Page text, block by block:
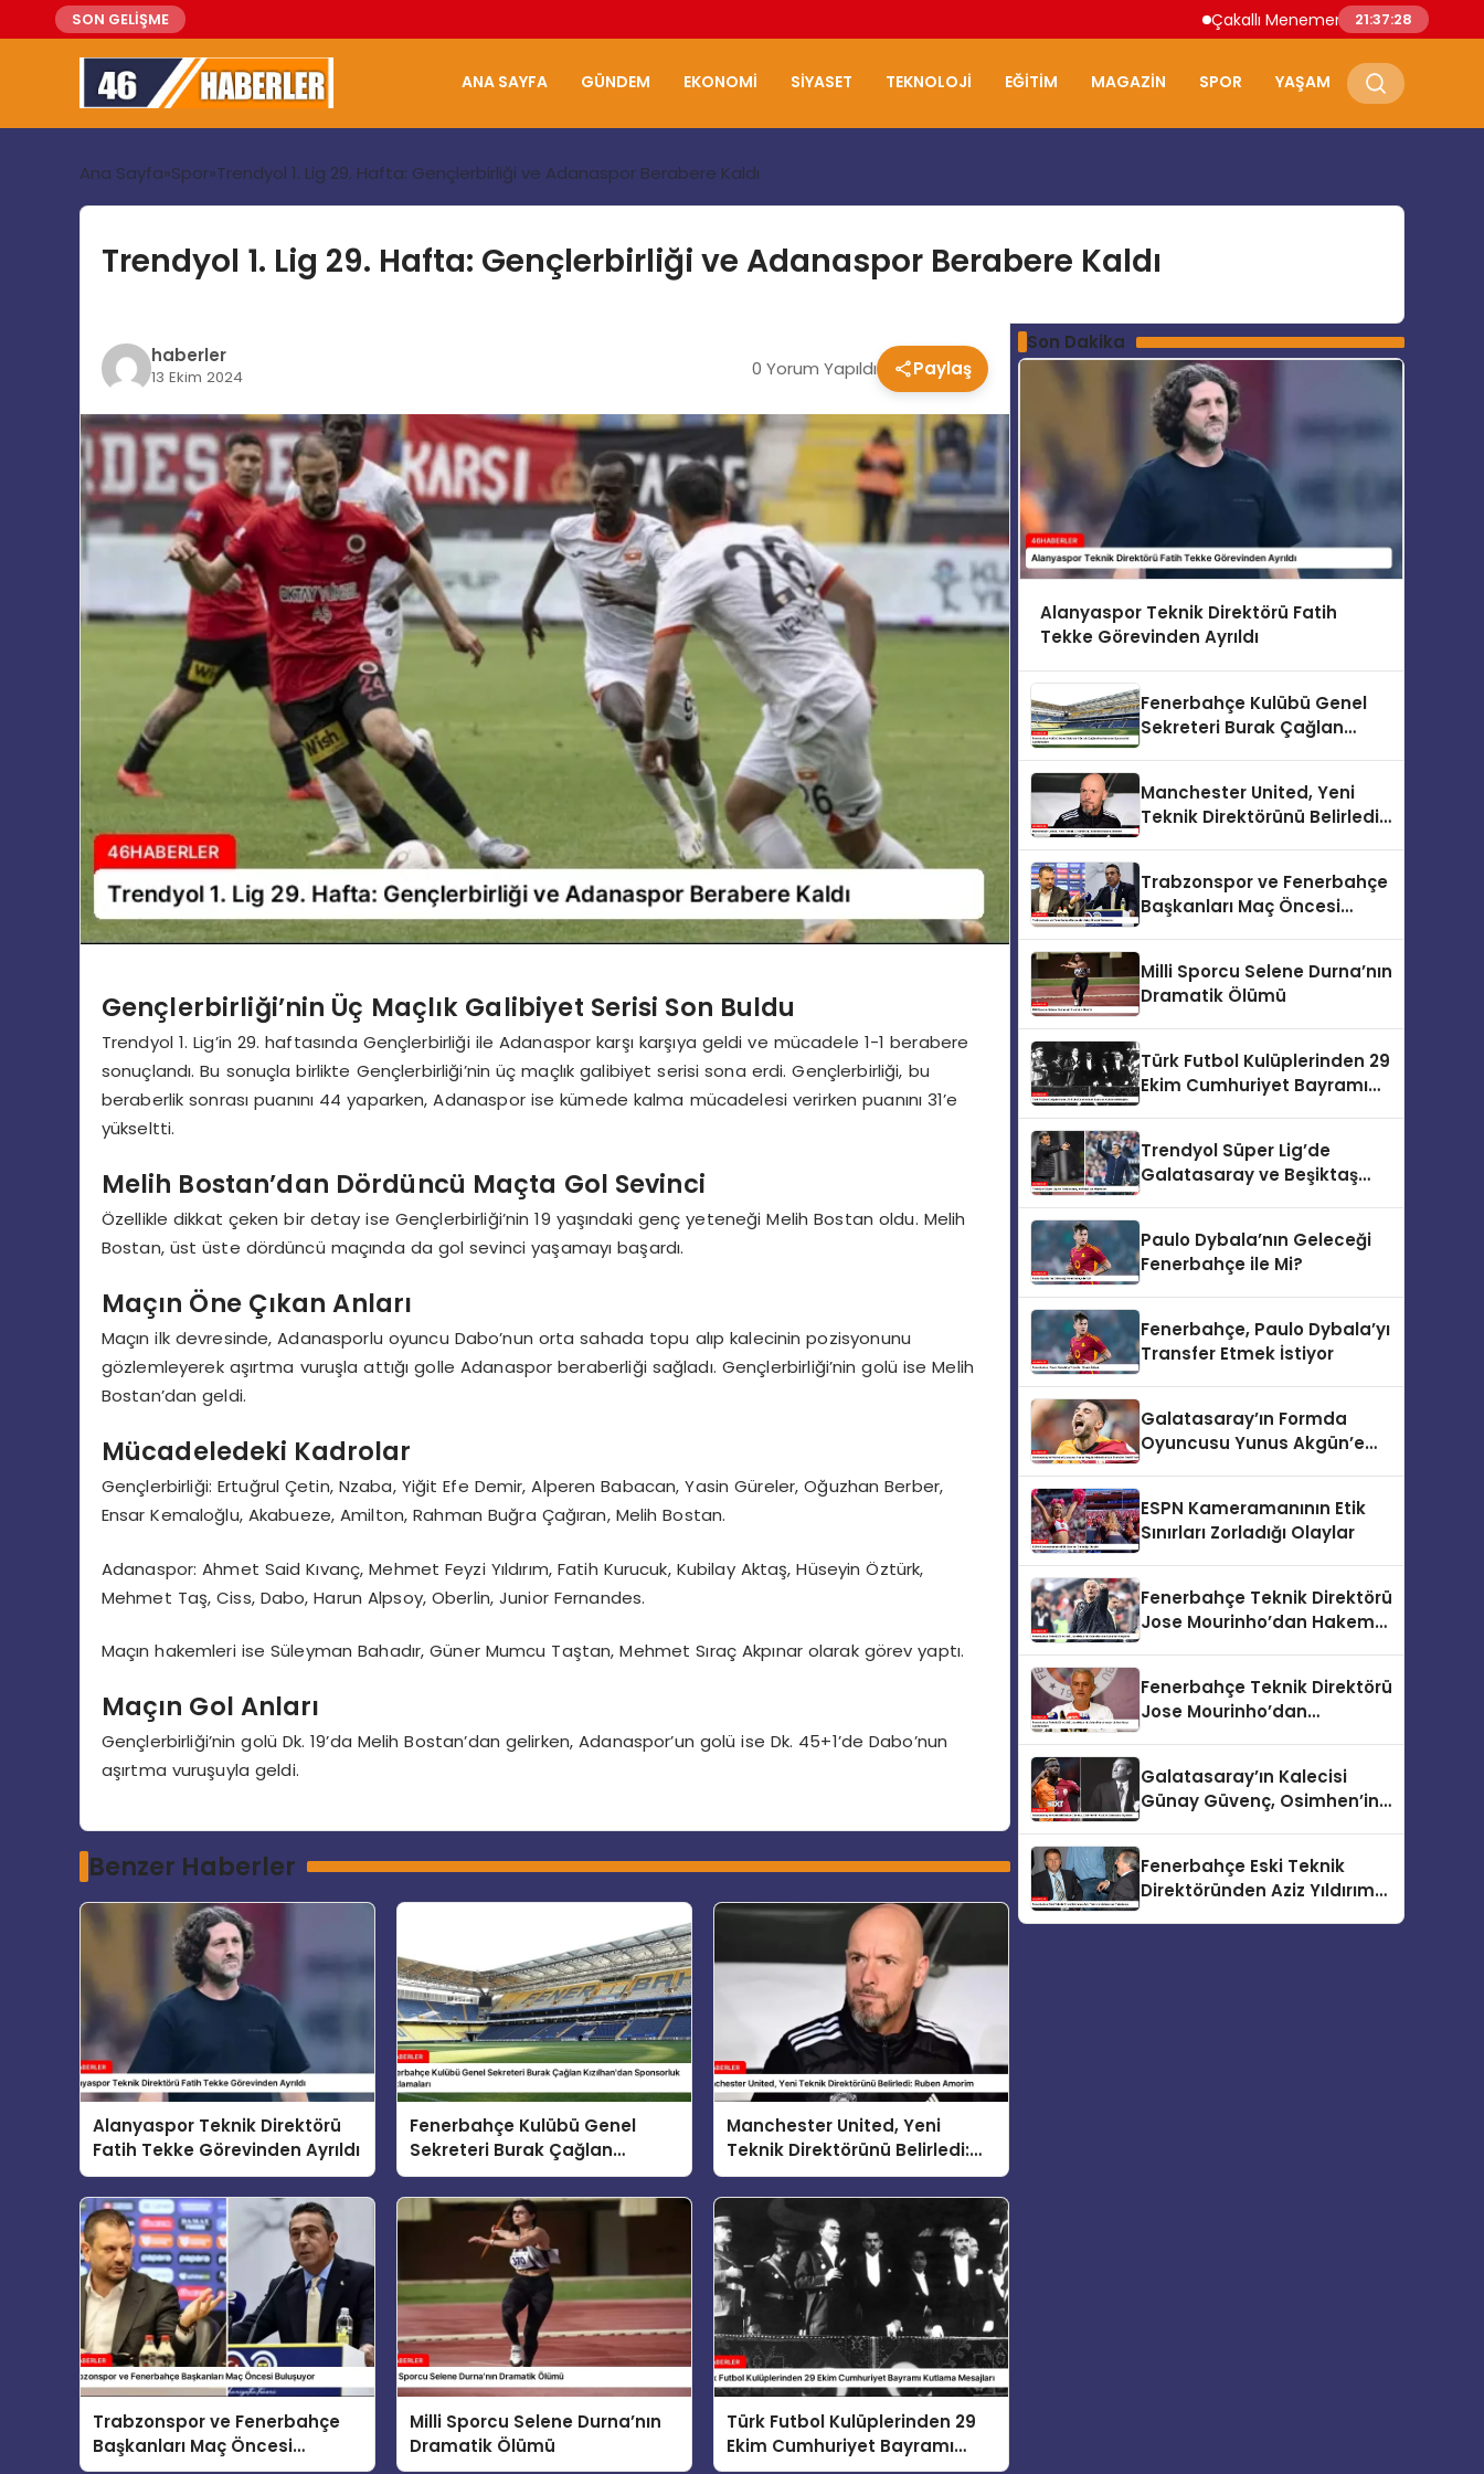
SON GELİŞME Çakallı Menemeni Nerede Yenir?
21:37:29
ANA SAYFA GÜNDEM EKONOMI SIYASET TEKNOLOJI EĞITIM MAGAZIN SPOR YAŞAM
Ana Sayfa Spor Trendyol 1. Lig 29. Hafta: Gençlerbirliği ve Adanaspor Berabere Kaldı
Trendyol 1. Lig 29. Hafta: Gençlerbirliği ve Adanaspor Berabere Kaldı
haberler
13 Ekim 2024 0 Yorum Yapıldı Paylaş
Gençlerbirliği’nin Üç Maçlık Galibiyet Serisi Son Buldu
Trendyol 1. Lig’in 29. haftasında Gençlerbirliği ile Adanaspor karşı karşıya geldi ve mücadele 1-1 berabere
sonuçlandı. Bu sonuçla birlikte Gençlerbirliği’nin üç maçlık galibiyet serisi sona erdi. Gençlerbirliği, bu
beraberlik sonrası puanını 44 yaparken, Adanaspor ise kümede kalma mücadelesi verirken puanını 31’e
yükseltti.
Melih Bostan’dan Dördüncü Maçta Gol Sevinci
Özellikle dikkat çeken bir detay ise Gençlerbirliği’nin 19 yaşındaki genç yeteneği Melih Bostan oldu. Melih
Bostan, üst üste dördüncü maçında da gol sevinci yaşamayı başardı.
Maçın Öne Çıkan Anları
Maçın ilk devresinde, Adanasporlu oyuncu Dabo’nun orta sahada topu alıp kalecinin pozisyonunu
gözlemleyerek aşırtma vuruşla attığı golle Adanaspor beraberliği sağladı. Gençlerbirliği’nin golü ise Melih
Bostan’dan geldi.
Mücadeledeki Kadrolar
Gençlerbirliği: Ertuğrul Çetin, Nzaba, Yiğit Efe Demir, Alperen Babacan, Yasin Güreler, Oğuzhan Berber,
Ensar Kemaloğlu, Akabueze, Amilton, Rahman Buğra Çağıran, Melih Bostan.
Adanaspor: Ahmet Said Kıvanç, Mehmet Feyzi Yıldırım, Fatih Kurucuk, Kubilay Aktaş, Hüseyin Öztürk,
Mehmet Taş, Ciss, Dabo, Harun Alpsoy, Oberlin, Junior Fernandes.
Maçın hakemleri ise Süleyman Bahadır, Güner Mumcu Taştan, Mehmet Sıraç Akpınar olarak görev yaptı.
Maçın Gol Anları
Gençlerbirliği’nin golü Dk. 19’da Melih Bostan’dan gelirken, Adanaspor’un golü ise Dk. 45+1’de Dabo’nun
aşırtma vuruşuyla geldi.
Benzer Haberler
Alanyaspor Teknik Direktörü
Fatih Tekke Görevinden Ayrıldı
Fenerbahçe Kulübü Genel
Sekreteri Burak Çağlan
Kızılhan’dan Sponsorluk
Açıklamaları
Manchester United, Yeni
Teknik Direktörünü Belirledi:
Ruben Amorim
Trabzonspor ve Fenerbahçe
Başkanları Maç Öncesi
Milli Sporcu Selene Durna’nın
Dramatik Ölümü
Türk Futbol Kulüplerinden 29
Ekim Cumhuriyet Bayramı
Son Dakika
Alanyaspor Teknik Direktörü Fatih
Tekke Görevinden Ayrıldı
Fenerbahçe Kulübü Genel
Sekreteri Burak Çağlan
Manchester United, Yeni
Teknik Direktörünü Belirledi:
Trabzonspor ve Fenerbahçe
Başkanları Maç Öncesi
Milli Sporcu Selene Durna’nın
Dramatik Ölümü
Türk Futbol Kulüplerinden 29
Ekim Cumhuriyet Bayramı
Trendyol Süper Lig’de
Galatasaray ve Beşiktaş
Paulo Dybala’nın Geleceği
Fenerbahçe ile Mi?
Fenerbahçe, Paulo Dybala’yı
Transfer Etmek İstiyor
Galatasaray’ın Formda
Oyuncusu Yunus Akgün’e
ESPN Kameramanının Etik
Sınırları Zorladığı Olaylar
Fenerbahçe Teknik Direktörü
Jose Mourinho’dan Hakem
Fenerbahçe Teknik Direktörü
Jose Mourinho’dan
Galatasaray’ın Kalecisi
Günay Güvenç, Osimhen’in
Fenerbahçe Eski Teknik
Direktöründen Aziz Yıldırım